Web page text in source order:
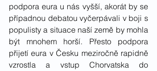
podpora eura u nás vyšší, akorát by se
případnou debatou vyčerpávali v boji s
populisty a situace naší země by mohla
být mnohem horší. Přesto podpora
přijetí eura v Česku meziročně rapidně
vzrostla a vstup Chorvatska do